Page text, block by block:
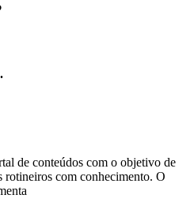
de conteúdos com o objetivo de
rotineiros com conhecimento. O